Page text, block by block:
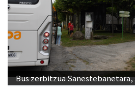
Bus zerbitzua